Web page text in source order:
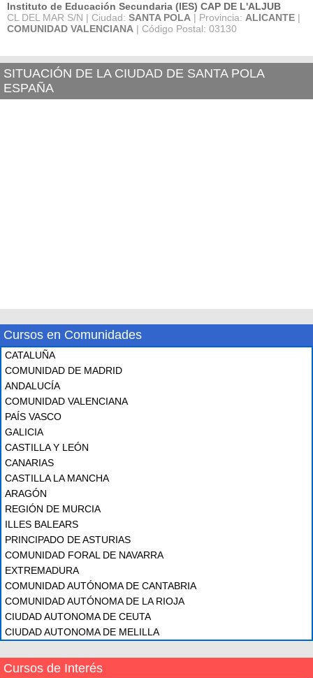
Instituto de Educación Secundaria (IES) CAP DE L'ALJUB
CL DEL MAR S/N | Ciudad: SANTA POLA | Provincia: ALICANTE |
COMUNIDAD VALENCIANA | Código Postal: 03130
SITUACIÓN DE LA CIUDAD DE SANTA POLA
ESPAÑA
Cursos en Comunidades
CATALUÑA
COMUNIDAD DE MADRID
ANDALUCÍA
COMUNIDAD VALENCIANA
PAÍS VASCO
GALICIA
CASTILLA Y LEÓN
CANARIAS
CASTILLA LA MANCHA
ARAGÓN
REGIÓN DE MURCIA
ILLES BALEARS
PRINCIPADO DE ASTURIAS
COMUNIDAD FORAL DE NAVARRA
EXTREMADURA
COMUNIDAD AUTÓNOMA DE CANTABRIA
COMUNIDAD AUTÓNOMA DE LA RIOJA
CIUDAD AUTONOMA DE CEUTA
CIUDAD AUTONOMA DE MELILLA
Cursos de Interés